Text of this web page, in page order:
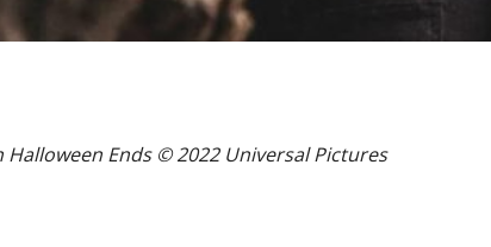
Halloween Ends © 2022 Universal Pictures